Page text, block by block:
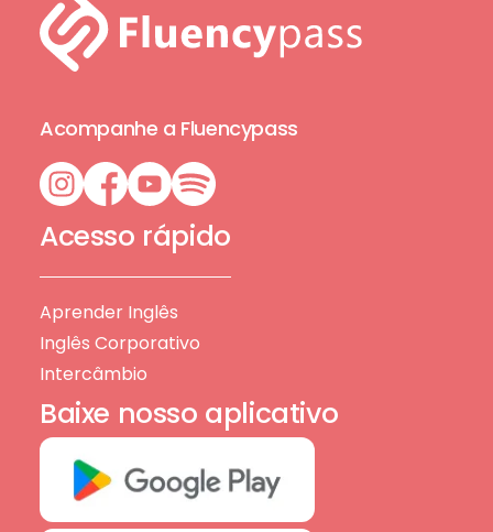
Acompanhe a Fluencypass
Acesso rápido
Aprender Inglês
Inglês Corporativo
Intercâmbio
Baixe nosso aplicativo